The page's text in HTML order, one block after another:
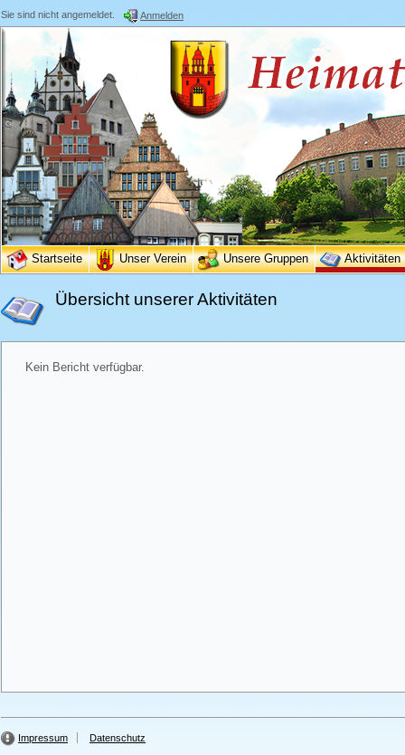
Sie sind nicht angemeldet. Anmelden
Startseite Unser Verein Unsere Gruppen Aktivitäten
Übersicht unserer Aktivitäten
Kein Bericht verfügbar.
Impressum Datenschutz